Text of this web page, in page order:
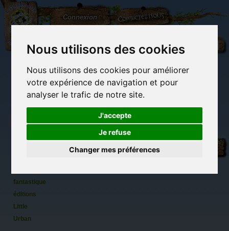
Nous utilisons des cookies
Nous utilisons des cookies pour améliorer
votre expérience de navigation et pour
analyser le trafic de notre site.
J'accepte
Je refuse
Changer mes préférences
L'Arbre
aux
100.000
Connexion Contactez-nous
(vide)
Librairie des
Carterie
originale
Activités
détente et jeux
Objets déco et
fantastiques,
éditions
Little
Urban